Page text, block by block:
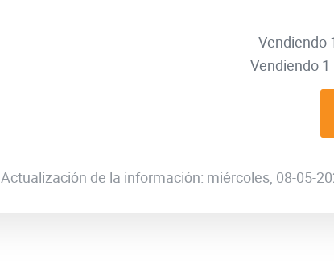
Vendiendo
Vendiendo 1
Actualización de la información: miércoles, 08-05-